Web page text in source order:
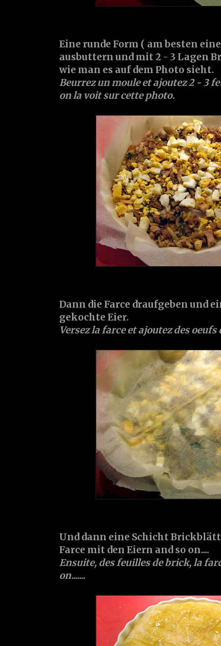
Eine runde Form ( am besten
ausbuttern und mit 2 - 3 Lagen
wie man es auf dem Photo sieht.
Beurrez un moule et ajoutez 2 - 3
on la voit sur cette photo.
Dann die Farce draufgeben und
gekochte Eier.
Versez la farce et ajoutez des
Und dann eine Schicht
Farce mit den Eiern and so on....
Ensuite, des feuilles de brick, la
on.......